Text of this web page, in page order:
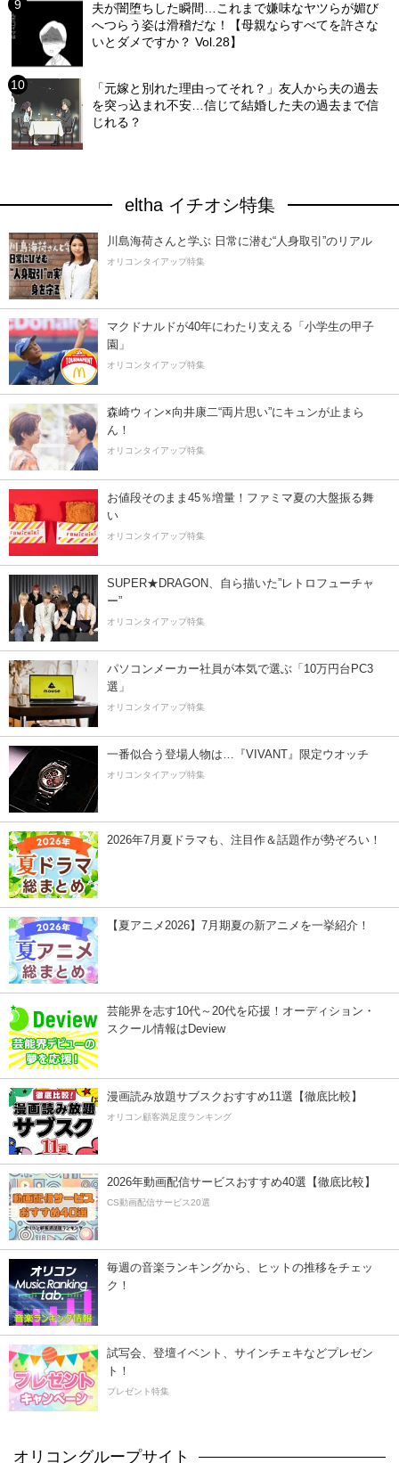
夫が闇堕ちした瞬間…これまで嫌味なヤツらが媚び
へつらう姿は滑稽だな！【母親ならすべてを許さな
いとダメですか？ Vol.28】
「元嫁と別れた理由ってそれ？」友人から夫の過去
を突っ込まれ不安…信じて結婚した夫の過去まで信
じれる？
eltha イチオシ特集
川島海荷さんと学ぶ 日常に潜む“人身取引”のリアル
オリコンタイアップ特集
マクドナルドが40年にわたり支える「小学生の甲子
園」
オリコンタイアップ特集
森崎ウィン×向井康二“両片思い”にキュンが止まら
ん！
オリコンタイアップ特集
お値段そのまま45％増量！ファミマ夏の大盤振る舞
い
オリコンタイアップ特集
SUPER★DRAGON、自ら描いた”レトロフューチャ
ー”
オリコンタイアップ特集
パソコンメーカー社員が本気で選ぶ「10万円台PC3
選」
オリコンタイアップ特集
一番似合う登場人物は…『VIVANT』限定ウオッチ
オリコンタイアップ特集
2026年7月夏ドラマも、注目作＆話題作が勢ぞろい！
【夏アニメ2026】7月期夏の新アニメを一挙紹介！
芸能界を志す10代～20代を応援！オーディション・
スクール情報はDeview
漫画読み放題サブスクおすすめ11選【徹底比較】
オリコン顧客満足度ランキング
2026年動画配信サービスおすすめ40選【徹底比較】
CS動画配信サービス20選
毎週の音楽ランキングから、ヒットの推移をチェッ
ク！
試写会、登壇イベント、サインチェキなどプレゼン
ト！
プレゼント特集
オリコングループサイト